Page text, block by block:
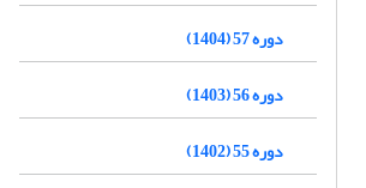
دوره 57 (1404)
دوره 56 (1403)
دوره 55 (1402)